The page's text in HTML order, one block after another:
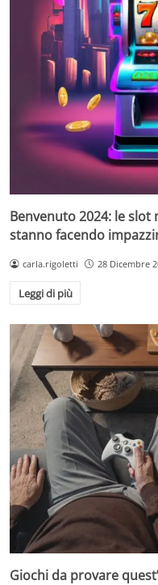
Benvenuto 2024: le slot
stanno facendo
carla.rigoletti 28 Dicembre
Leggi di più
Giochi da provare